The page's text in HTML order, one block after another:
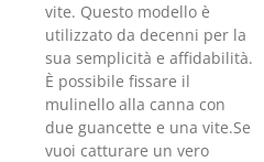
vite. Questo modello è
utilizzato da decenni per la
sua semplicità e affidabilità.
È possibile fissare il
mulinello alla canna con
due guancette e una vite.Se
vuoi catturare un vero